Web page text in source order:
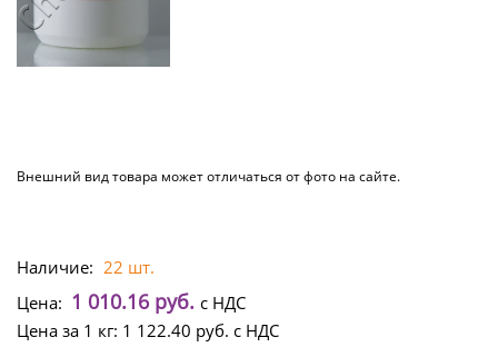
Внешний вид товара может отличаться от фото на сайте.
Наличие: 22 шт.
Цена: 1 010.16 руб. с НДС
Цена за 1 кг: 1 122.40 руб. с НДС